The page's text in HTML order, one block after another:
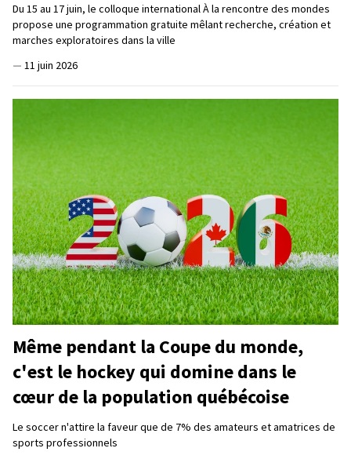
Du 15 au 17 juin, le colloque international À la rencontre des mondes
propose une programmation gratuite mêlant recherche, création et
marches exploratoires dans la ville
— 11 juin 2026
Même pendant la Coupe du monde,
c'est le hockey qui domine dans le
cœur de la population québécoise
Le soccer n'attire la faveur que de 7% des amateurs et amatrices de
sports professionnels